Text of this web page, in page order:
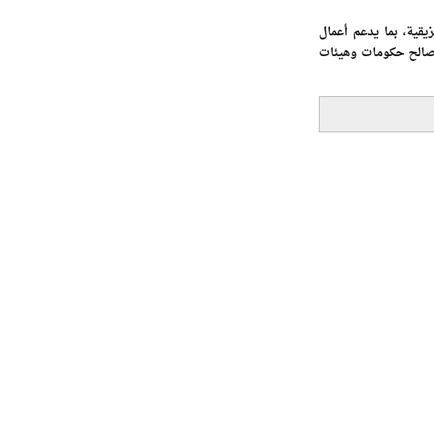
بما يدعم أعمال
من 1400 مشروع للمسح الجوي لصالح حكومات وهيئات